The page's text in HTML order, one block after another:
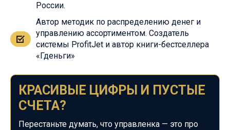
России.
Автор методик по распределению денег и
управлению ассортиментом. Создатель
системы ProfitJet и автор книги-бестселлера
«Гденьги»
КРАСИВЫЕ ЦИФРЫ И ПУСТЫЕ
СЧЕТА?
Перестаньте думать, что управленка — это про